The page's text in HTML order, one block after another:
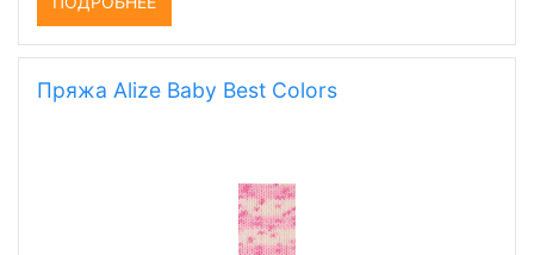
Пряжа Alize Baby Best Colors